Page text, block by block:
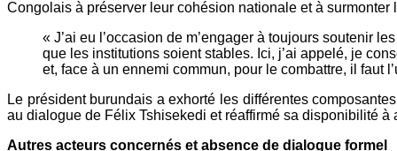
Congolais à préserver leur cohésion nationale et à surmonter
« J’ai eu l’occasion de m’engager à toujours soutenir
que les institutions soient stables. Ici, j’ai appelé, je
et, face à un ennemi commun, pour le combattre, il faut
Le président burundais a exhorté les différentes
au dialogue de Félix Tshisekedi et réaffirmé sa disponibilité
Autres acteurs concernés et absence de dialogue formel